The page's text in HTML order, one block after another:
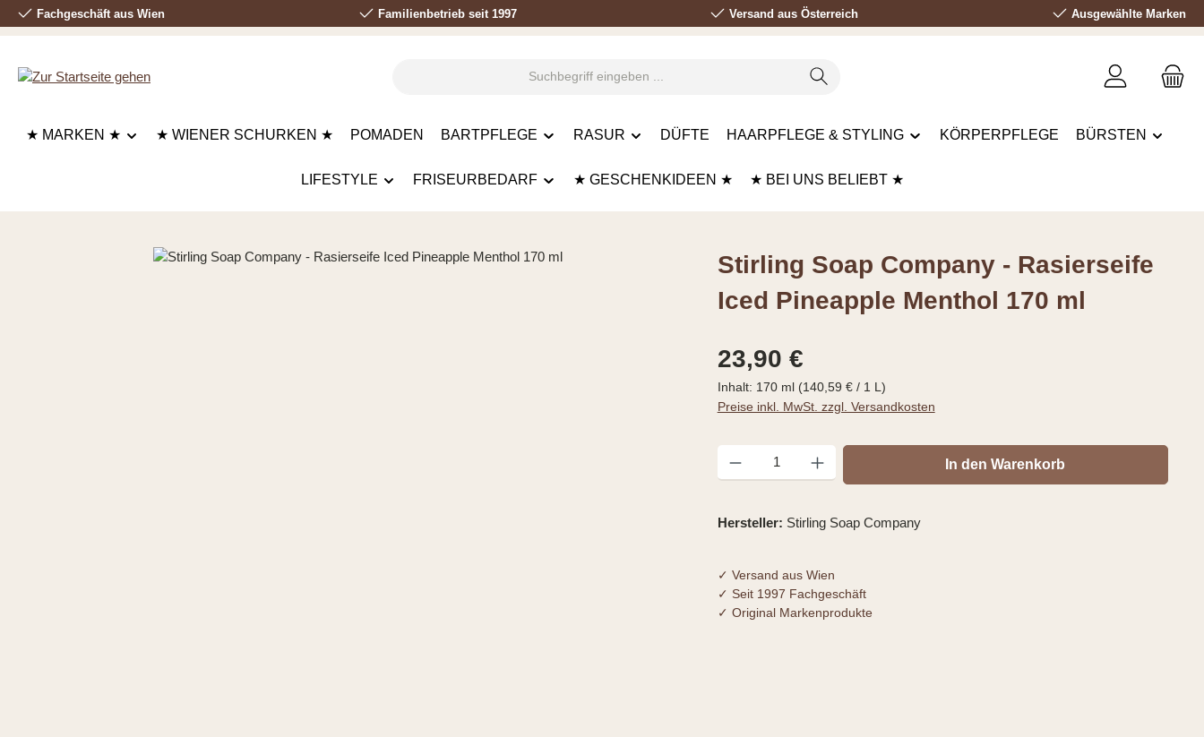
Hauptinhalt springen
Zur Suche springen
Zur Hauptnavigation springen
Fachgeschäft aus Wien Familienbetrieb seit 1997 Versand aus Österreich Ausgewählte Marken
★ MARKEN ★ ★ WIENER SCHURKEN ★ POMADEN BARTPFLEGE RASUR DÜFTE HAARPFLEGE & STYLING KÖRPERPFLEGE BÜRSTEN
LIFESTYLE FRISEURBEDARF ★ GESCHENKIDEEN ★ ★ BEI UNS BELIEBT ★
Stirling Soap Company - Rasierseife
Iced Pineapple Menthol 170 ml
Regulärer Preis:
23,90 €
Inhalt: 170 ml (140,59 € / 1 L)
Preise inkl. MwSt. zzgl. Versandkosten
Produkt Anzahl: Gib den gewünschten Wert ein oder benutze die Schaltflächen um
In den Warenkorb
Hersteller: Stirling Soap Company
✓ Versand aus Wien
✓ Seit 1997 Fachgeschäft
✓ Original Markenprodukte